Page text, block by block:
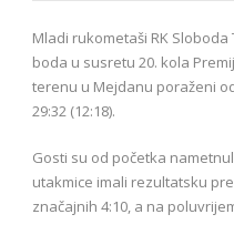
Mladi rukometaši RK
boda u susretu 20. kola
terenu u Mejdanu poraženi
29:32 (12:18).
Gosti su od početka
utakmice imali rezultatsku
značajnih 4:10, a na